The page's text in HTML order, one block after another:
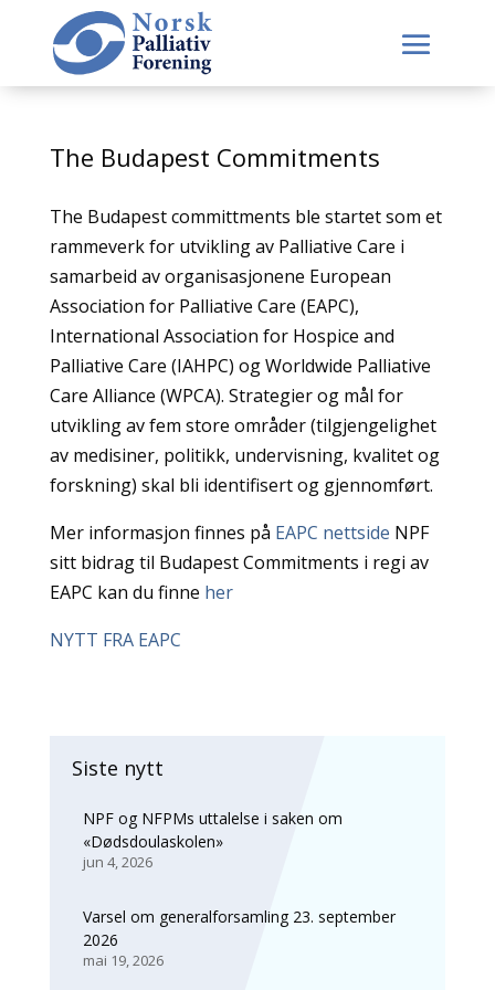
The Budapest Commitments
The Budapest committments ble startet som et
rammeverk for utvikling av Palliative Care i
samarbeid av organisasjonene European
Association for Palliative Care (EAPC),
International Association for Hospice and
Palliative Care (IAHPC) og Worldwide Palliative
Care Alliance (WPCA). Strategier og mål for
utvikling av fem store områder (tilgjengelighet
av medisiner, politikk, undervisning, kvalitet og
forskning) skal bli identifisert og gjennomført.
Mer informasjon finnes på EAPC nettside NPF
sitt bidrag til Budapest Commitments i regi av
EAPC kan du finne her
NYTT FRA EAPC
Siste nytt
NPF og NFPMs uttalelse i saken om
«Dødsdoulaskolen»
jun 4, 2026
Varsel om generalforsamling 23. september
2026
mai 19, 2026